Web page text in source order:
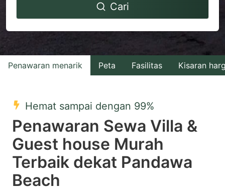
to
interact
with
the
select
a
date.
Press
the
question
to
interact
with
the
select
a
date.
Press
Cari
Penawaran menarik Peta Fasilitas Kisaran
Hemat sampai dengan 99%
Penawaran Sewa Villa &
Guest house Murah
Terbaik dekat Pandawa
Beach